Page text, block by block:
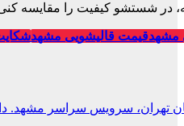
کیفیت را مقایسه کنی.تحویل 48
مشهدقیمت قالیشویی مشهد
تهران، سرویس سراسر مشهد.